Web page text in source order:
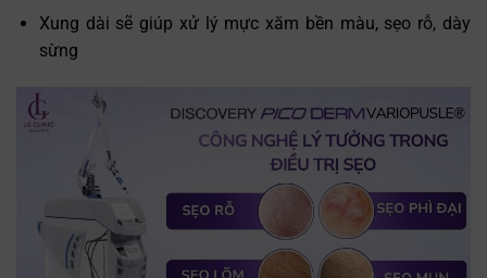
Xung dài sẽ giúp xử lý mực xăm bền màu, sẹo rỗ, dày
sừng